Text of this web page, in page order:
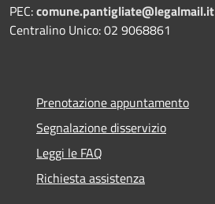
PEC:comune.pantigliate@legalmail.it
Centralino Unico: 02 9068861
Prenotazione appuntamento
Segnalazione disservizio
Leggi le FAQ
Richiesta assistenza